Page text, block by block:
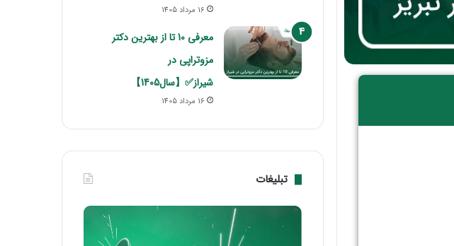
16 مرداد 1405
معرفی 10 تا از بهترین دکتر
مزوتراپی در
شیراز✅【سال1405】
16 مرداد 1405
تبلیغات